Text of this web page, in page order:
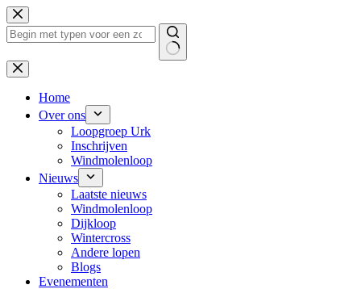
Ga
naar
de
Geen
resultaten
Home
Over ons
Loopgroep Urk
Inschrijven
Windmolenloop
Nieuws
Laatste nieuws
Windmolenloop
Dijkloop
Wintercross
Andere lopen
Blogs
Evenementen